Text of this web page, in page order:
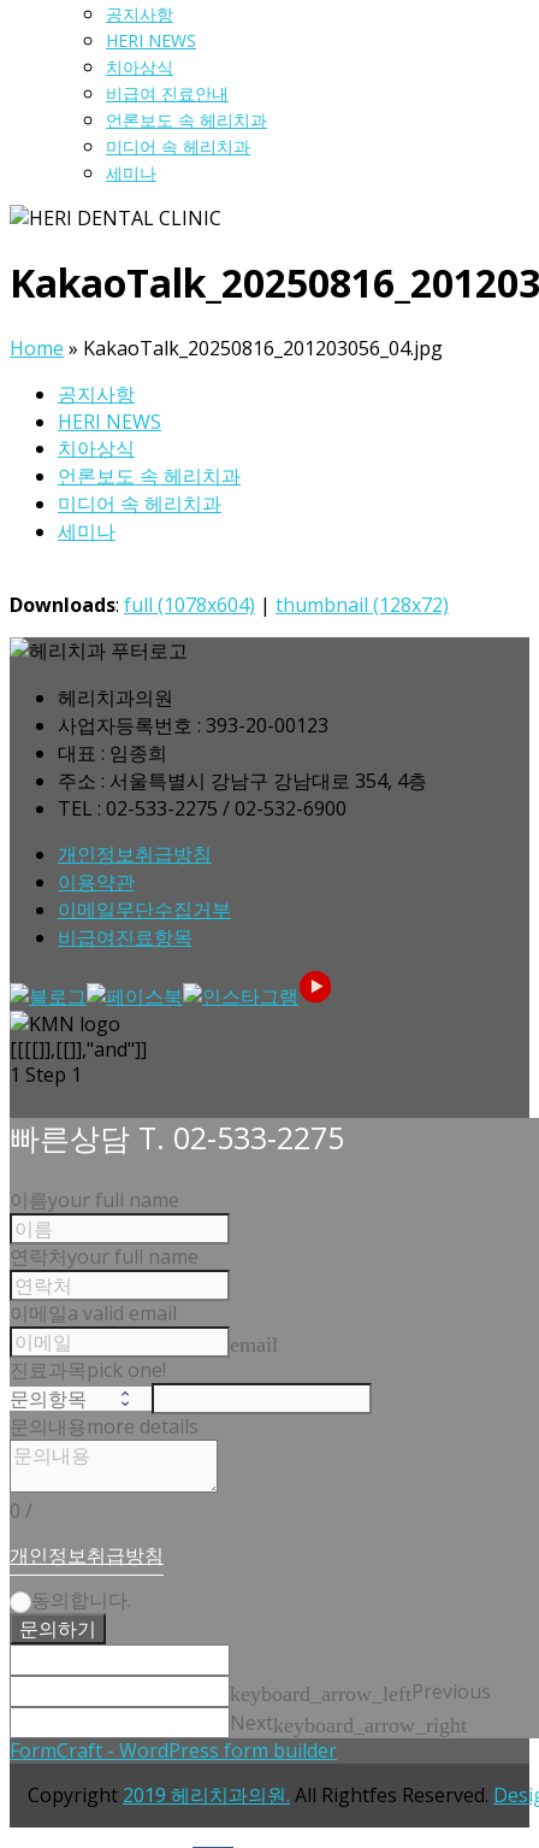
공지사항
HERI NEWS
치아상식
비급여 진료안내
언론보도 속 헤리치과
미디어 속 헤리치과
세미나
Home » KakaoTalk_20250816_201203056_04.jpg
공지사항
HERI NEWS
치아상식
언론보도 속 헤리치과
미디어 속 헤리치과
세미나
Downloads: full (1078x604) | thumbnail (128x72)
헤리치과의원
사업자등록번호 : 393-20-00123
대표 : 임종희
주소 : 서울특별시 강남구 강남대로 354, 4층
TEL : 02-533-2275 / 02-532-6900
개인정보취급방침
이용약관
이메일무단수집거부
비급여진료항목
[[[[]],[[]],"and"]]
1 Step 1
빠른상담 T. 02-533-2275
이름your full name
연락처your full name
이메일a valid email
email
진료과목pick one!
문의내용more details
0 /
개인정보취급방침
동의합니다.
문의하기
keyboard_arrow_leftPrevious
Nextkeyboard_arrow_right
FormCraft - WordPress form builder
Copyright 2019 헤리치과의원. All Rightfes Reserved.